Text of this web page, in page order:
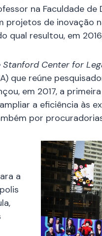
na Faculdade
projetos de inovação
qual resultou, em
Stanford Center for
que reúne
em 2017, a
a eficiência às
por
a